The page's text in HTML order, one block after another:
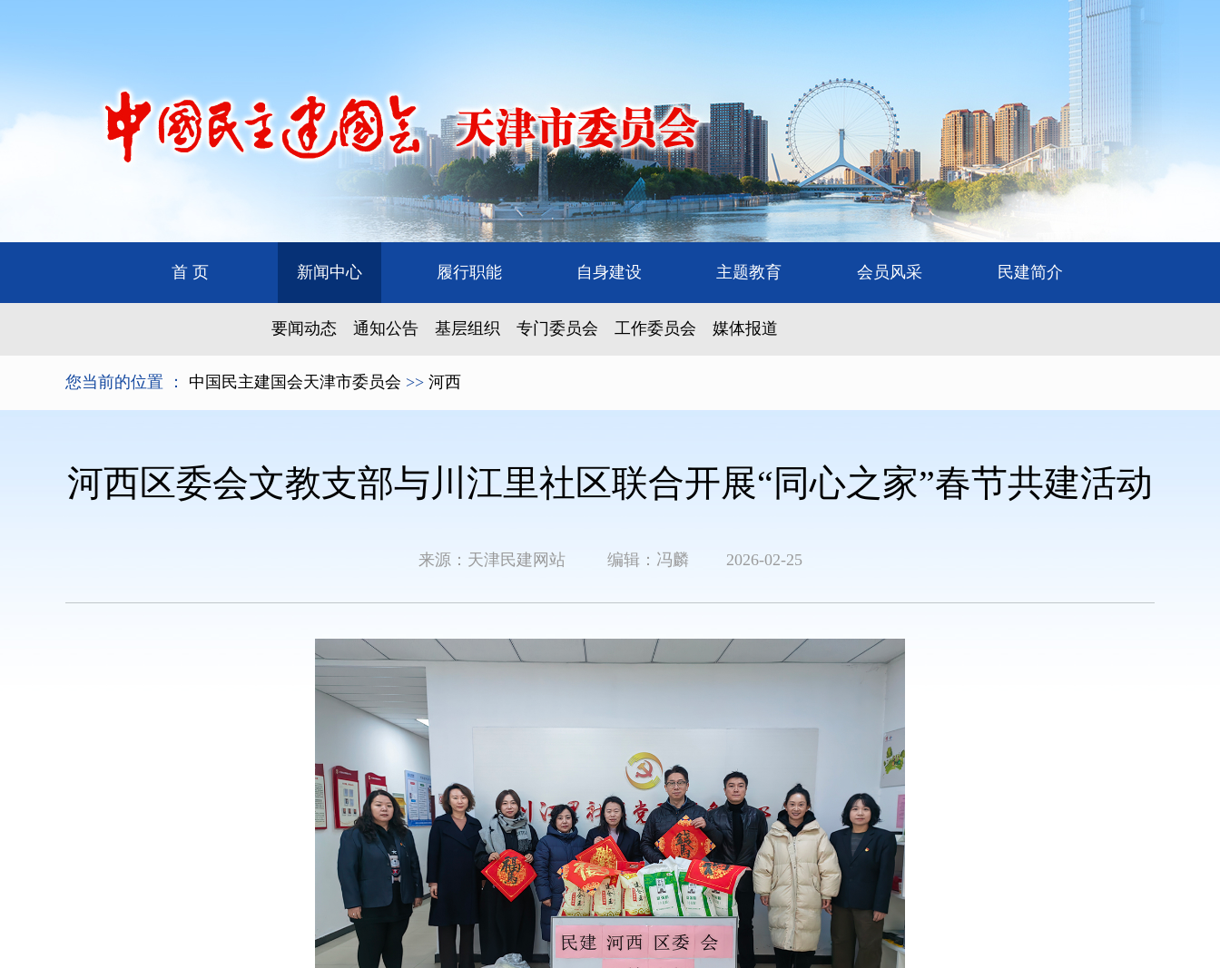
首 页 新闻中心 履行职能 自身建设 主题教育 会员风采 民建简介
要闻动态 通知公告 基层组织 专门委员会 工作委员会 媒体报道
您当前的位置 ： 中国民主建国会天津市委员会 >> 河西
河西区委会文教支部与川江里社区联合开展“同心之家”春节共建活动
来源：天津民建网站 编辑：冯麟 2026-02-25